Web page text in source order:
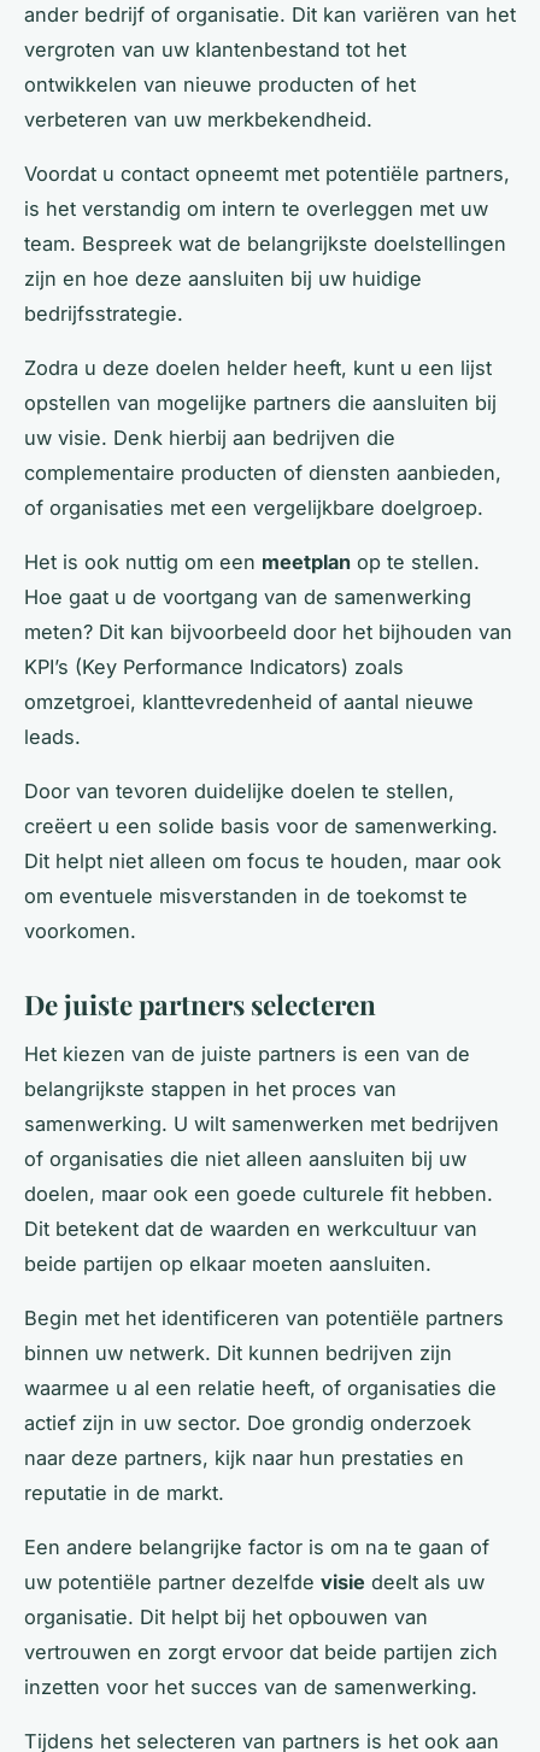
ander bedrijf of organisatie. Dit kan variëren van het
vergroten van uw klantenbestand tot het
ontwikkelen van nieuwe producten of het
verbeteren van uw merkbekendheid.
Voordat u contact opneemt met potentiële partners,
is het verstandig om intern te overleggen met uw
team. Bespreek wat de belangrijkste doelstellingen
zijn en hoe deze aansluiten bij uw huidige
bedrijfsstrategie.
Zodra u deze doelen helder heeft, kunt u een lijst
opstellen van mogelijke partners die aansluiten bij
uw visie. Denk hierbij aan bedrijven die
complementaire producten of diensten aanbieden,
of organisaties met een vergelijkbare doelgroep.
Het is ook nuttig om een meetplan op te stellen.
Hoe gaat u de voortgang van de samenwerking
meten? Dit kan bijvoorbeeld door het bijhouden van
KPI’s (Key Performance Indicators) zoals
omzetgroei, klanttevredenheid of aantal nieuwe
leads.
Door van tevoren duidelijke doelen te stellen,
creëert u een solide basis voor de samenwerking.
Dit helpt niet alleen om focus te houden, maar ook
om eventuele misverstanden in de toekomst te
voorkomen.
De juiste partners selecteren
Het kiezen van de juiste partners is een van de
belangrijkste stappen in het proces van
samenwerking. U wilt samenwerken met bedrijven
of organisaties die niet alleen aansluiten bij uw
doelen, maar ook een goede culturele fit hebben.
Dit betekent dat de waarden en werkcultuur van
beide partijen op elkaar moeten aansluiten.
Begin met het identificeren van potentiële partners
binnen uw netwerk. Dit kunnen bedrijven zijn
waarmee u al een relatie heeft, of organisaties die
actief zijn in uw sector. Doe grondig onderzoek
naar deze partners, kijk naar hun prestaties en
reputatie in de markt.
Een andere belangrijke factor is om na te gaan of
uw potentiële partner dezelfde visie deelt als uw
organisatie. Dit helpt bij het opbouwen van
vertrouwen en zorgt ervoor dat beide partijen zich
inzetten voor het succes van de samenwerking.
Tijdens het selecteren van partners is het ook aan